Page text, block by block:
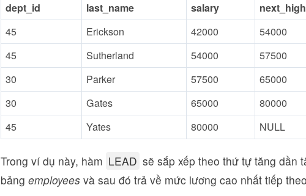
dept_id last_name salary
45
Erickson 42000
54000
45
Sutherland 54000
57500
30
Parker 57500
65000
30
Gates 65000
80000
45
Yates 80000 NULL
Trong ví dụ này, hàm LEAD sẽ sắp xếp theo thứ tự tăng dần
bảng employees và sau đó trả về mức lương cao nhất tiếp